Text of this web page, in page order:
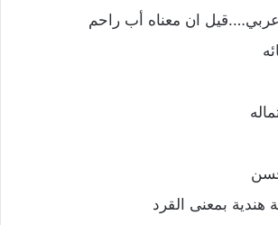
عربي….قيل ان معناه أب راحم
هندية بمعنى القرد